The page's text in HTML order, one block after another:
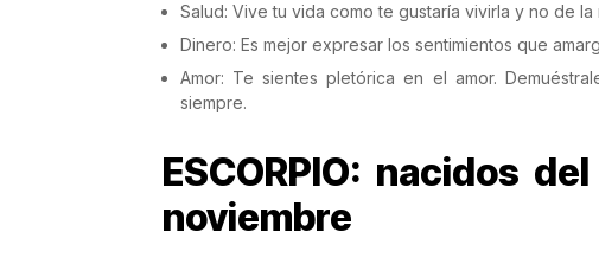
Salud: Vive tu vida como te gustaría vivirla y no de
Dinero: Es mejor expresar los sentimientos que
Amor: Te sientes pletórica en el amor.
siempre.
ESCORPIO: nacidos
noviembre